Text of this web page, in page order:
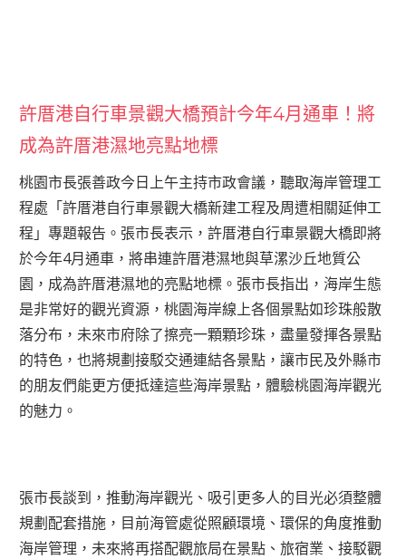
許厝港自行車景觀大橋預計今年4月通車！將
成為許厝港濕地亮點地標
桃園市長張善政今日上午主持市政會議，聽取海岸管理工
程處「許厝港自行車景觀大橋新建工程及周遭相關延伸工
程」專題報告。張市長表示，許厝港自行車景觀大橋即將
於今年4月通車，將串連許厝港濕地與草漯沙丘地質公
園，成為許厝港濕地的亮點地標。張市長指出，海岸生態
是非常好的觀光資源，桃園海岸線上各個景點如珍珠般散
落分布，未來市府除了擦亮一顆顆珍珠，盡量發揮各景點
的特色，也將規劃接駁交通連結各景點，讓市民及外縣市
的朋友們能更方便抵達這些海岸景點，體驗桃園海岸觀光
的魅力。
張市長談到，推動海岸觀光、吸引更多人的目光必須整體
規劃配套措施，目前海管處從照顧環境、環保的角度推動
海岸管理，未來將再搭配觀旅局在景點、旅宿業、接駁觀